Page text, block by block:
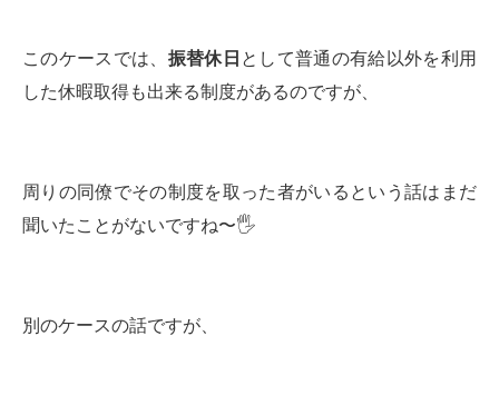
このケースでは、 振替休日 として普通の有給以外を利用
した休暇取得も出来る制度があるのですが、
周りの同僚でその制度を取った者がいるという話はまだ
聞いたことがないですね〜🖐️
別のケースの話ですが、